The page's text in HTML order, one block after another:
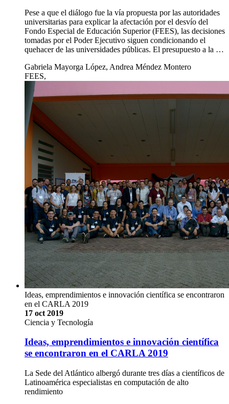
Pese a que el diálogo fue la vía propuesta por las autoridades
universitarias para explicar la afectación por el desvío del
Fondo Especial de Educación Superior (FEES), las decisiones
tomadas por el Poder Ejecutivo siguen condicionando el
quehacer de las universidades públicas. El presupuesto a la …
Gabriela Mayorga López, Andrea Méndez Montero
FEES,
Ideas, emprendimientos e innovación científica se encontraron
en el CARLA 2019
17 oct 2019
Ciencia y Tecnología
Ideas, emprendimientos e innovación científica
se encontraron en el CARLA 2019
La Sede del Atlántico albergó durante tres días a científicos de
Latinoamérica especialistas en computación de alto
rendimiento